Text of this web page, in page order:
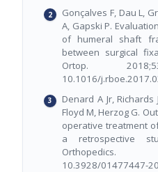
Gonçalves F, Dau L,
A, Gapski P.
of humeral shaft
between surgical
Ortop.
10.1016/
Denard A Jr, Richards
Floyd M, Herzog G.
operative treatment
a retrospective
Orthopedics.
10.3928/01477447-